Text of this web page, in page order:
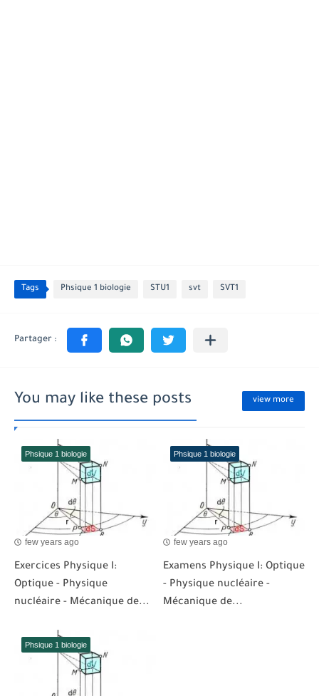
Tags Phsique 1 biologie STU1 svt SVT1
You may like these posts view more
Phsique 1 biologie
few years ago
Exercices Physique I:
Optique - Physique
nucléaire - Mécanique de...
Phsique 1 biologie
few years ago
Examens Physique I: Optique
- Physique nucléaire -
Mécanique de...
Phsique 1 biologie